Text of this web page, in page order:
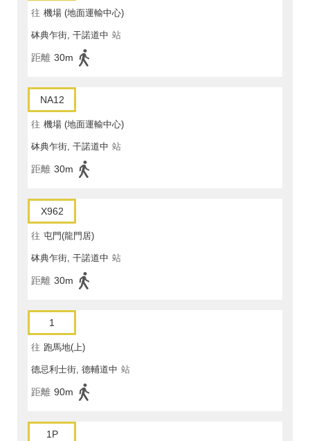
往 機場 (地面運輸中心)
砵典乍街, 干諾道中 站
距離 30m
NA12
往 機場 (地面運輸中心)
砵典乍街, 干諾道中 站
距離 30m
X962
往 屯門(龍門居)
砵典乍街, 干諾道中 站
距離 30m
1
往 跑馬地(上)
德忌利士街, 德輔道中 站
距離 90m
1P